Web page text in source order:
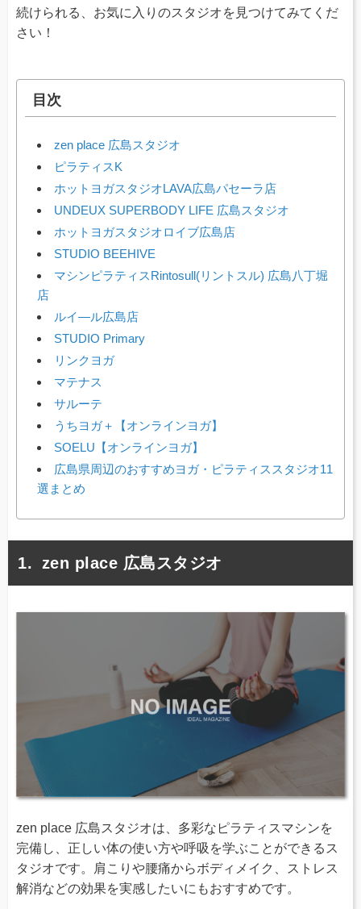
続けられる、お気に入りのスタジオを見つけてみてくだ
さい！
目次
zen place 広島スタジオ
ピラティスK
ホットヨガスタジオLAVA広島パセーラ店
UNDEUX SUPERBODY LIFE 広島スタジオ
ホットヨガスタジオロイブ広島店
STUDIO BEEHIVE
マシンピラティスRintosull(リントスル) 広島八丁堀
店
ルイ―ル広島店
STUDIO Primary
リンクヨガ
マテナス
サルーテ
うちヨガ＋【オンラインヨガ】
SOELU【オンラインヨガ】
広島県周辺のおすすめヨガ・ピラティススタジオ11
選まとめ
zen place 広島スタジオ
zen place 広島スタジオは、多彩なピラティスマシンを
完備し、正しい体の使い方や呼吸を学ぶことができるス
タジオです。肩こりや腰痛からボディメイク、ストレス
解消などの効果を実感したいにもおすすめです。